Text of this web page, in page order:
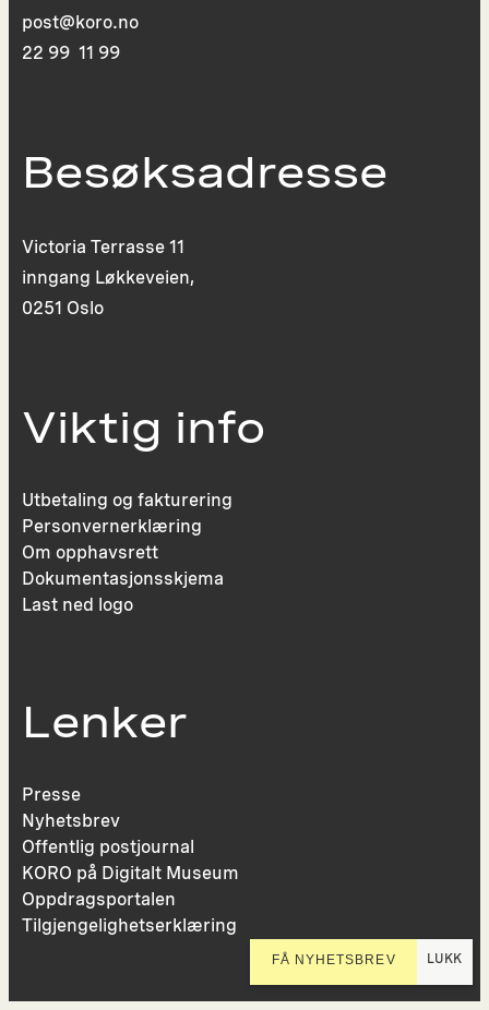
post@koro.no
22 99 11 99
Besøksadresse
Victoria Terrasse 11
inngang Løkkeveien,
0251 Oslo
Viktig info
Utbetaling og fakturering
Personvernerklæring
Om opphavsrett
Dokumentasjonsskjema
Last ned logo
Lenker
Presse
Nyhetsbrev
Offentlig postjournal
KORO på Digitalt Museum
Oppdragsportalen
Tilgjengelighetserklæring
FÅ NYHETSBREV LUKK